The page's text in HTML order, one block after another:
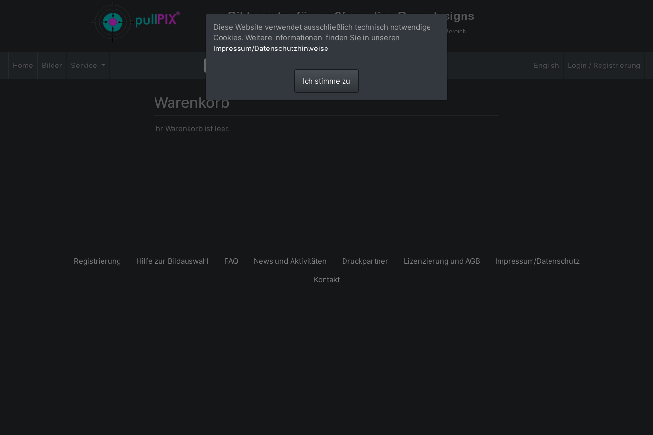
Bildagentur für großformatige Raumdesigns
Großformatige Bilder - über 100 Meter große 'largeformat' Fotos im Gigapixel Bereich
Home Bilder Service English Login / Registrierung
Warenkorb
Ihr Warenkorb ist leer.
Diese Website verwendet ausschließlich technisch notwendige
Cookies. Weitere Informationen finden Sie in unseren
Impressum/Datenschutzhinweise
Ich stimme zu
Registrierung Hilfe zur Bildauswahl FAQ News und Aktivitäten Druckpartner Lizenzierung und AGB
Impressum/Datenschutz
Kontakt